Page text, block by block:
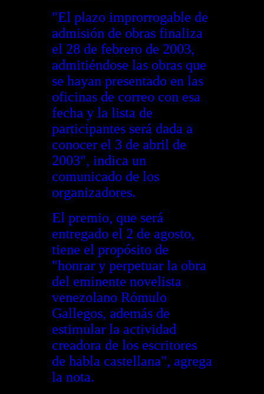
"El plazo improrrogable de
admisión de obras finaliza
el 28 de febrero de 2003,
admitiéndose las obras que
se hayan presentado en las
oficinas de correo con esa
fecha y la lista de
participantes será dada a
conocer el 3 de abril de
2003", indica un
comunicado de los
organizadores.
El premio, que será
entregado el 2 de agosto,
tiene el propósito de
"honrar y perpetuar la obra
del eminente novelista
venezolano Rómulo
Gallegos, además de
estimular la actividad
creadora de los escritores
de habla castellana", agrega
la nota.